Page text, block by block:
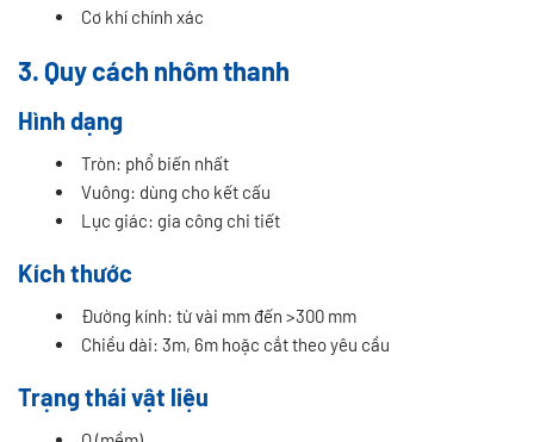
Cơ khí chính xác
3. Quy cách nhôm thanh
Hình dạng
Tròn: phổ biến nhất
Vuông: dùng cho kết cấu
Lục giác: gia công chi tiết
Kích thước
Đường kính: từ vài mm đến >300 mm
Chiều dài: 3m, 6m hoặc cắt theo yêu cầu
Trạng thái vật liệu